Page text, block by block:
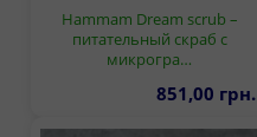
Hammam Dream scrub –
питательный скраб с
микрогра…
851,00 грн.